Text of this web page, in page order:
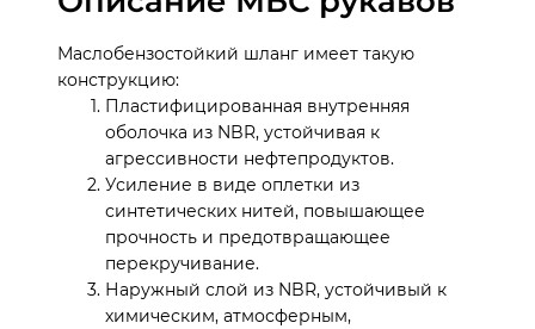
Маслобензостойкий шланг имеет такую
конструкцию:
Пластифицированная внутренняя
оболочка из NBR, устойчивая к
агрессивности нефтепродуктов.
Усиление в виде оплетки из
синтетических нитей, повышающее
прочность и предотвращающее
перекручивание.
Наружный слой из NBR, устойчивый к
химическим, атмосферным,